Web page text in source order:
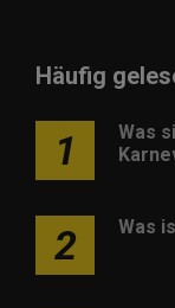
Häufig
1
Was
2 Was